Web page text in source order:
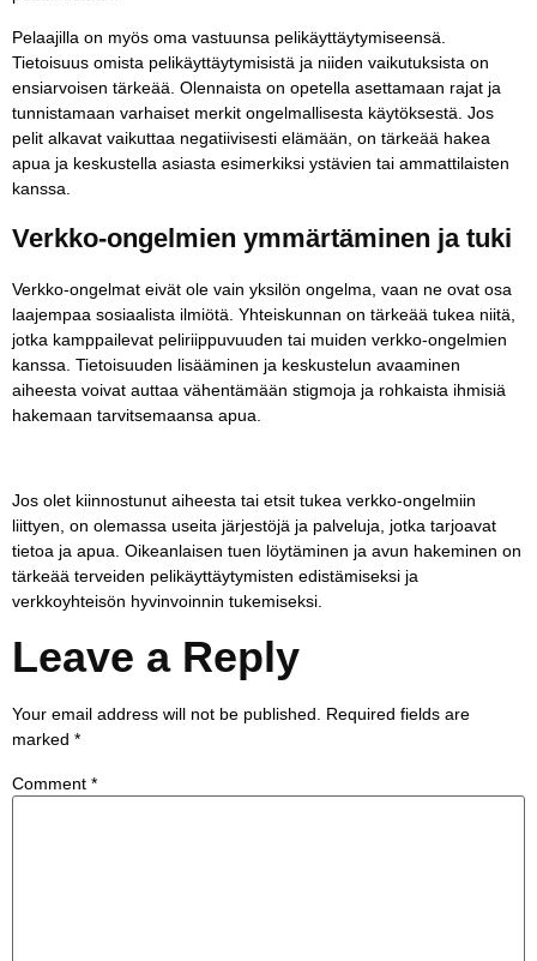
Pelaajilla on myös oma vastuunsa pelikäyttäytymiseensä.
Tietoisuus omista pelikäyttäytymisistä ja niiden vaikutuksista on
ensiarvoisen tärkeää. Olennaista on opetella asettamaan rajat ja
tunnistamaan varhaiset merkit ongelmallisesta käytöksestä. Jos
pelit alkavat vaikuttaa negatiivisesti elämään, on tärkeää hakea
apua ja keskustella asiasta esimerkiksi ystävien tai ammattilaisten
kanssa.
Verkko-ongelmien ymmärtäminen ja tuki
Verkko-ongelmat eivät ole vain yksilön ongelma, vaan ne ovat osa
laajempaa sosiaalista ilmiötä. Yhteiskunnan on tärkeää tukea niitä,
jotka kamppailevat peliriippuvuuden tai muiden verkko-ongelmien
kanssa. Tietoisuuden lisääminen ja keskustelun avaaminen
aiheesta voivat auttaa vähentämään stigmoja ja rohkaista ihmisiä
hakemaan tarvitsemaansa apua.
Jos olet kiinnostunut aiheesta tai etsit tukea verkko-ongelmiin
liittyen, on olemassa useita järjestöjä ja palveluja, jotka tarjoavat
tietoa ja apua. Oikeanlaisen tuen löytäminen ja avun hakeminen on
tärkeää terveiden pelikäyttäytymisten edistämiseksi ja
verkkoyhteisön hyvinvoinnin tukemiseksi.
Leave a Reply
Your email address will not be published. Required fields are
marked *
Comment *